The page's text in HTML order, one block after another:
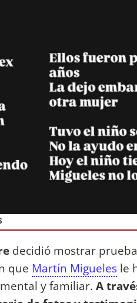
decidió mostrar
que Martín Migueles le
y familiar. A